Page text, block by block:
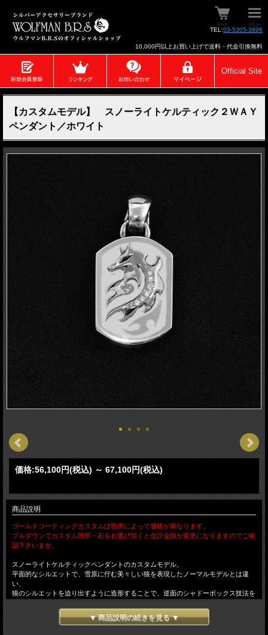
TEL:03-5305-3896
10,000円以上お買い上げで送料・代金引換無料
Official Site
【カスタムモデル】 スノーライトケルティック２ＷＡＹ
ペンダント／ホワイト
価格:56,100円(税込) ～ 67,100円(税込)
商品説明
ゴールドコーティングカスタムは箇所によって価格が異なります。
プルダウンでカスタム箇所・石をお選び頂くと合計金額が変更になりますのでご確
認下さいませ。
スノーライトケルティックペンダントのカスタムモデル。
平面的なシルエットで、雪原に佇む美々しい狼を表現したノーマルモデルとは違
い、
狼のシルエットを迫り出すように造形することで、逆面のシャドーボックス技法を
奥行きのある立体感とは異なる２つの立体をリバーシブルで表現。
また、チャームペンダントとのレイヤードや、大振りなペンダントトップとの重ね
▼ 商品説明の続きを見る ▼